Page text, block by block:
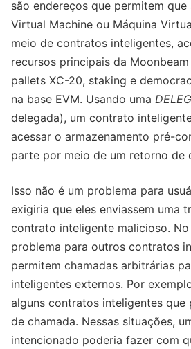
são endereços que permitem que
Virtual Machine ou Máquina
meio de contratos inteligentes,
recursos principais da
pallets XC-20, staking e
na base EVM. Usando uma
delegada), um contrato
acessar o armazenamento pré-
parte por meio de um retorno de
Isso não é um problema para
exigiria que eles enviassem uma
contrato inteligente malicioso.
problema para outros contratos
permitem chamadas arbitrárias
inteligentes externos. Por
alguns contratos inteligentes que
de chamada. Nessas situações,
intencionado poderia fazer com